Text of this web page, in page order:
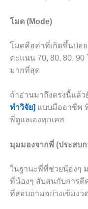
โมด (Mode)
โมดคือค่าที่เกิดขึ้นบ่อ
คะแนน 70, 80, 80,
มากที่สุด
ถ้าอ่านมาถึงตรงนี้แล้
ทำวิจัย] แบบมืออาชีพ
พี่ดูแลเองทุกเคส
มุมมองจากพี่ (ประสบ
ในฐานะพี่ที่ช่วยน้องๆ
ที่น้องๆ สับสนกับการตี
ที่สอบถามอย่างเข้มงว